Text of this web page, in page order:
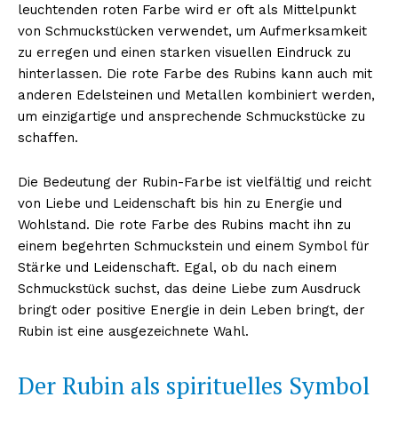
leuchtenden roten Farbe wird er oft als Mittelpunkt
von Schmuckstücken verwendet, um Aufmerksamkeit
zu erregen und einen starken visuellen Eindruck zu
hinterlassen. Die rote Farbe des Rubins kann auch mit
anderen Edelsteinen und Metallen kombiniert werden,
um einzigartige und ansprechende Schmuckstücke zu
schaffen.
Die Bedeutung der Rubin-Farbe ist vielfältig und reicht
von Liebe und Leidenschaft bis hin zu Energie und
Wohlstand. Die rote Farbe des Rubins macht ihn zu
einem begehrten Schmuckstein und einem Symbol für
Stärke und Leidenschaft. Egal, ob du nach einem
Schmuckstück suchst, das deine Liebe zum Ausdruck
bringt oder positive Energie in dein Leben bringt, der
Rubin ist eine ausgezeichnete Wahl.
Der Rubin als spirituelles Symbol